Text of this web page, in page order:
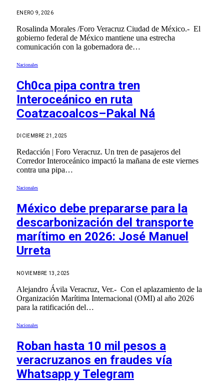
ENERO 9, 2026
Rosalinda Morales /Foro Veracruz Ciudad de México.- El
gobierno federal de México mantiene una estrecha
comunicación con la gobernadora de…
Nacionales
Ch0ca pipa contra tren
Interoceánico en ruta
Coatzacoalcos–Pakal Ná
DICIEMBRE 21, 2025
Redacción | Foro Veracruz. Un tren de pasajeros del
Corredor Interoceánico impactó la mañana de este viernes
contra una pipa…
Nacionales
México debe prepararse para la
descarbonización del transporte
marítimo en 2026: José Manuel
Urreta
NOVIEMBRE 13, 2025
Alejandro Ávila Veracruz, Ver.- Con el aplazamiento de la
Organización Marítima Internacional (OMI) al año 2026
para la ratificación del…
Nacionales
Roban hasta 10 mil pesos a
veracruzanos en fraudes vía
Whatsapp y Telegram